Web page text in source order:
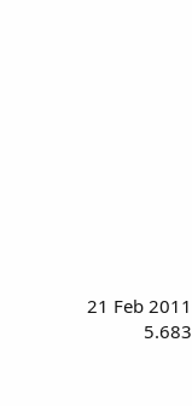
21 Feb 2011
5.683